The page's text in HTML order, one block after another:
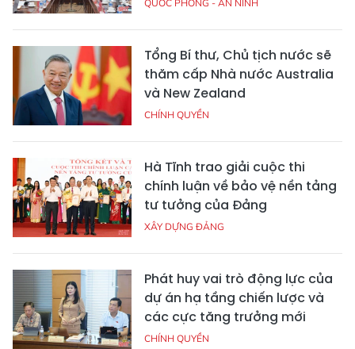
QUỐC PHÒNG - AN NINH
Tổng Bí thư, Chủ tịch nước sẽ
thăm cấp Nhà nước Australia
và New Zealand
CHÍNH QUYỀN
Hà Tĩnh trao giải cuộc thi
chính luận về bảo vệ nền tảng
tư tưởng của Đảng
XÂY DỰNG ĐẢNG
Phát huy vai trò động lực của
dự án hạ tầng chiến lược và
các cực tăng trưởng mới
CHÍNH QUYỀN